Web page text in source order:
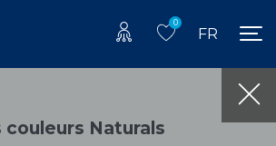
0
FR
Naturals